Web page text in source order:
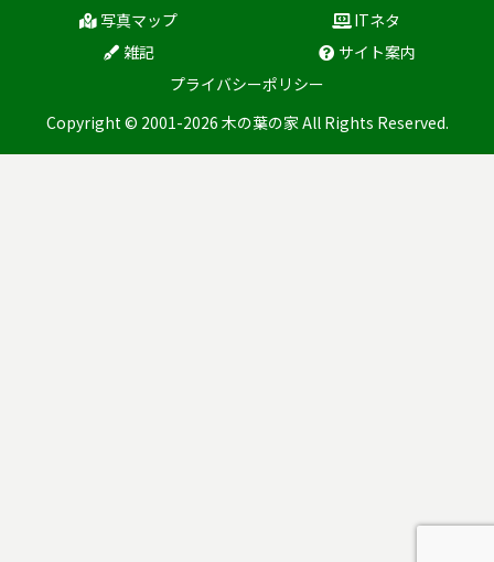
写真マップ
ITネタ
雑記
サイト案内
プライバシーポリシー
Copyright © 2001-2026 木の葉の家 All Rights Reserved.